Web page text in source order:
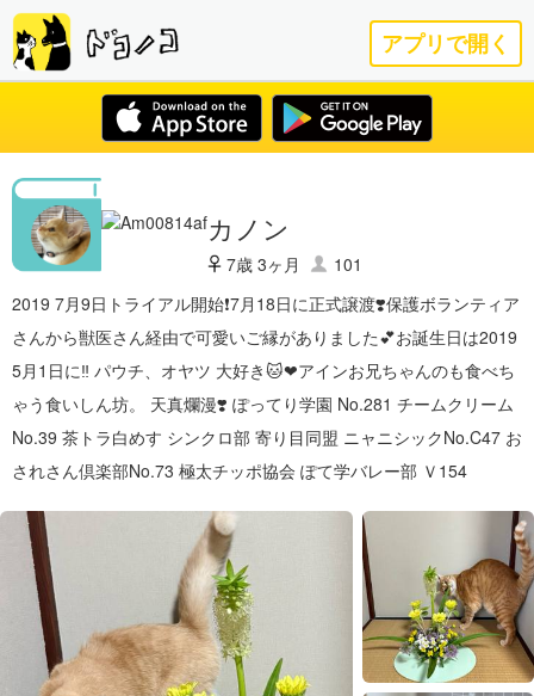
アプリで開く
カノン
7歳 3ヶ月
101
2019 7月9日トライアル開始❗️7月18日に正式譲渡❣️保護ボランティア
さんから獣医さん経由で可愛いご縁がありました💕お誕生日は2019
5月1日に‼️ パウチ、オヤツ 大好き🐱❤アインお兄ちゃんのも食べち
ゃう食いしん坊。 天真爛漫❣️ ぽってり学園 No.281 チームクリーム
No.39 茶トラ白めす シンクロ部 寄り目同盟 ニャニシックNo.C47 お
されさん倶楽部No.73 極太チッポ協会 ぽて学バレー部 Ｖ154